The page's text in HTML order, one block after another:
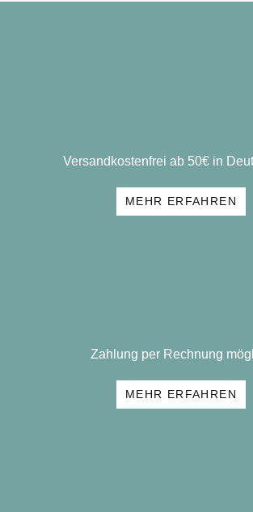
Versandkostenfrei ab 50€ in
MEHR ERFAHREN
Zahlung per Rechnung
MEHR ERFAHREN